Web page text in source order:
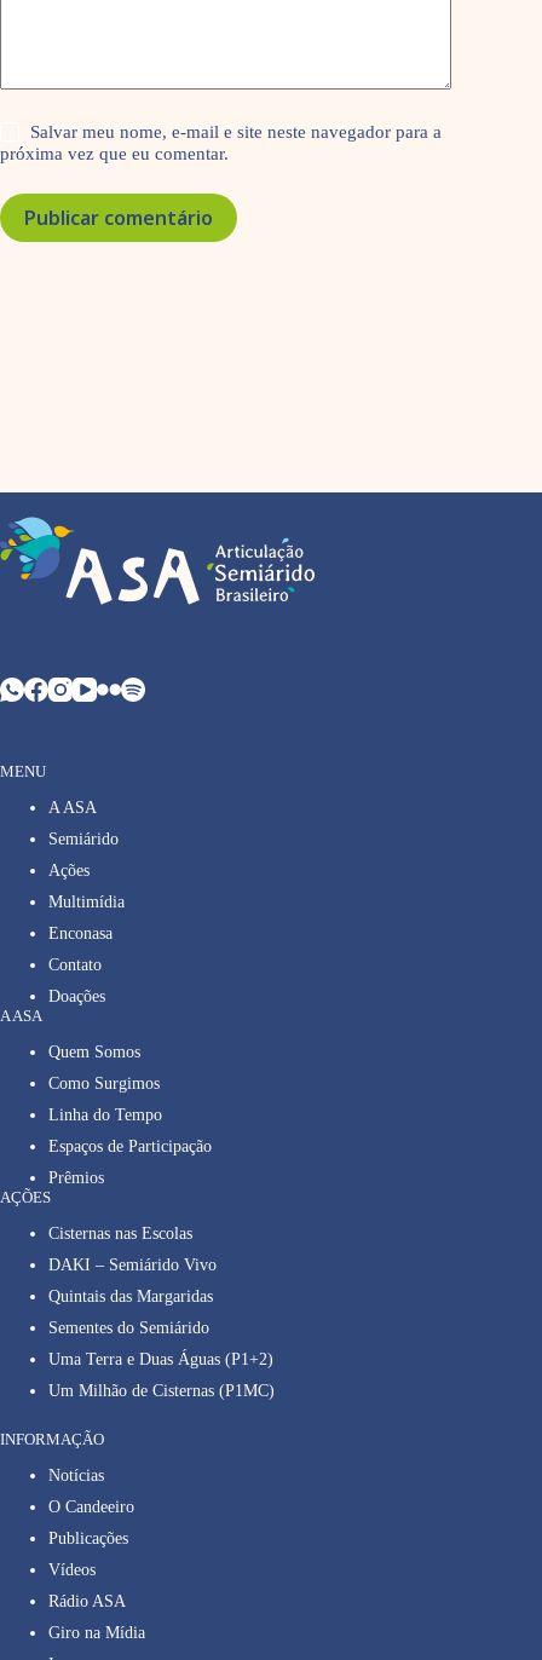
Salvar meu nome, e-mail e site neste navegador para a
próxima vez que eu comentar.
Publicar comentário
MENU
A ASA
Semiárido
Ações
Multimídia
Enconasa
Contato
Doações
A ASA
Quem Somos
Como Surgimos
Linha do Tempo
Espaços de Participação
Prêmios
AÇÕES
Cisternas nas Escolas
DAKI – Semiárido Vivo
Quintais das Margaridas
Sementes do Semiárido
Uma Terra e Duas Águas (P1+2)
Um Milhão de Cisternas (P1MC)
INFORMAÇÃO
Notícias
O Candeeiro
Publicações
Vídeos
Rádio ASA
Giro na Mídia